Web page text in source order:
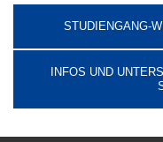
STUDIENGANG-
INFOS UND